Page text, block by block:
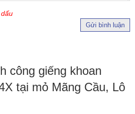
Gửi bình luận
công giếng khoan
tại mỏ Mãng Cầu, Lô